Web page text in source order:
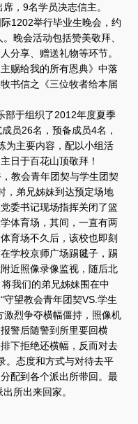
，9名学员决志信主。
1202举行毕业生晚会，约
晚会活动包括赞美敬拜、
分享、赠送礼物等环节。
赐给我的所有恩典》中落
书信之《三位牧者给本届
部于组织了2012年度夏季
员26名，预备成员4名，
为主要内容，配以小组活
日于百花山顶敬拜！
教会青年团契与学生团契
，弟兄姊妹到达预定场地
委书记现场指挥关闭了篮
体育场，其间，一直有两
育场不久后，该校也即刻
学校京师广场踢毽子，踢
近照像录像监视，随后北
我们的弟兄姊妹围在中
守望教会青年团契VS.学生
激烈争夺横幅僵持，照像机
警后随警到所里要回横
下拒绝还横幅，反而对去
。态度和方式与对待去平
配到各个派出所带回。最
所出来回家。